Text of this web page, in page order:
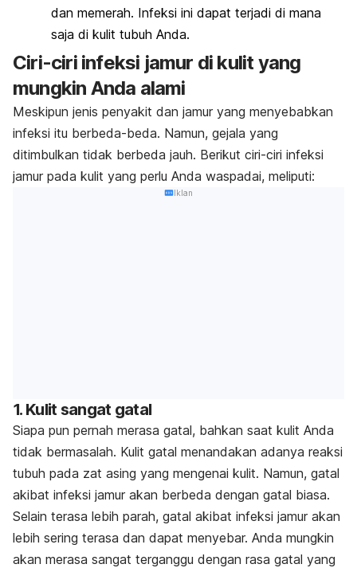
dan memerah. Infeksi ini dapat terjadi di mana
saja di kulit tubuh Anda.
Ciri-ciri infeksi jamur di kulit yang
mungkin Anda alami
Meskipun jenis penyakit dan jamur yang menyebabkan
infeksi itu berbeda-beda. Namun, gejala yang
ditimbulkan tidak berbeda jauh. Berikut ciri-ciri infeksi
jamur pada kulit yang perlu Anda waspadai, meliputi:
Iklan
1. Kulit sangat gatal
Siapa pun pernah merasa gatal, bahkan saat kulit Anda
tidak bermasalah. Kulit gatal menandakan adanya reaksi
tubuh pada zat asing yang mengenai kulit. Namun, gatal
akibat infeksi jamur akan berbeda dengan gatal biasa.
Selain terasa lebih parah, gatal akibat infeksi jamur akan
lebih sering terasa dan dapat menyebar. Anda mungkin
akan merasa sangat terganggu dengan rasa gatal yang